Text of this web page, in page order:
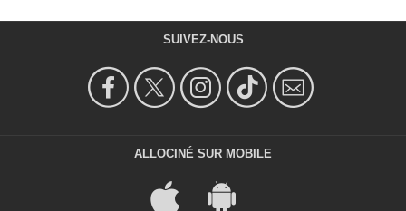
SUIVEZ-NOUS
ALLOCINÉ SUR MOBILE